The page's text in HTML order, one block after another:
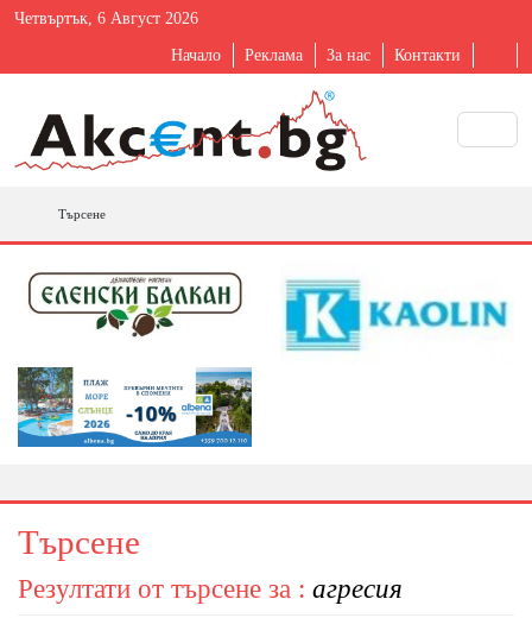
Четвъртък, 6 Август 2026
Начало Реклама За нас Контакти
Търсене
Търсене
Резултати от търсене за : агресия